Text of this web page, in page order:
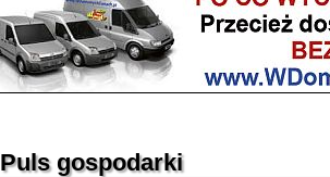
Puls gospodarki